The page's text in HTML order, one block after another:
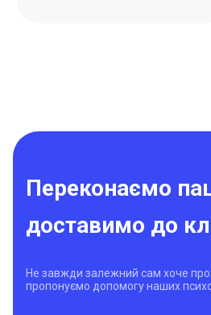
Переконаємо
доставимо до
Не завжди залежний сам хоче
пропонуємо допомогу наших